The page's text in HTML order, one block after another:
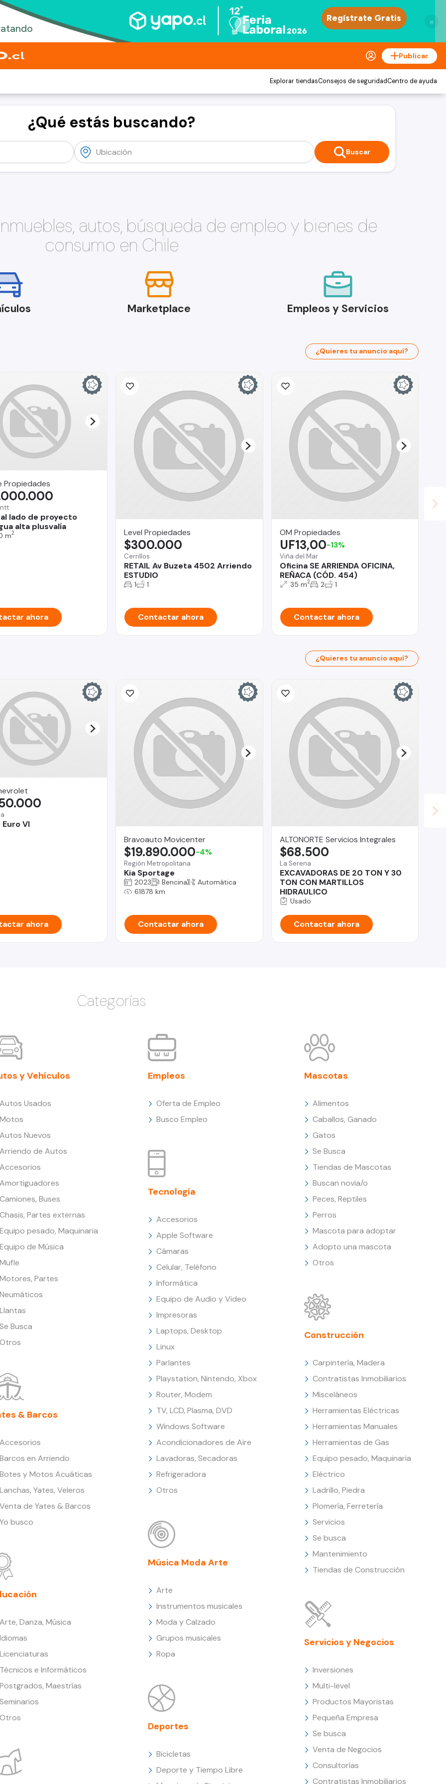
×
Publicar
Explorar tiendasConsejos de seguridadCentro de ayuda
¿Qué estás buscando?
Buscar
autos, búsqueda de empleo y bienes de
consumo en Chile
Marketplace Empleos y Servicios
¿Quieres tu anuncio aquí?
Propiedades
lado de proyecto
alta plusvalía
m2
ahora
Level Propiedades
Cerrillos
RETAIL Av Buzeta 4502 Arriendo
ESTUDIO
$300.000
1 1
Contactar ahora
OM Propiedades
Viña del Mar
Oficina SE ARRIENDA OFICINA,
REÑACA (CÓD. 454)
UF13,00-13%
35 m2 2 1
Contactar ahora
¿Quieres tu anuncio aquí?
Euro VI
ahora
Bravoauto Movicenter
Región Metropolitana
Kia Sportage
$19.890.000-4%
2023 Bencina
Automática
61878 km
Contactar ahora
ALTONORTE Servicios Integrales
La Serena
EXCAVADORAS DE 20 TON Y 30
TON CON MARTILLOS
HIDRAULICO
$68.500
Usado
Contactar ahora
Categorías
y Vehículos
Usados
Nuevos
de Autos
Buses
Partes externas
pesado, Maquinaria
de Música
Partes
Busca
& Barcos
en Arriendo
y Motos Acuáticas
Yates, Veleros
de Yates & Barcos
busco
Danza, Música
e Informáticos
Maestrías
Empleos
Oferta de Empleo
Busco Empleo
Tecnología
Accesorios
Apple Software
Cámaras
Celular, Teléfono
Informática
Equipo de Audio y Video
Impresoras
Laptops, Desktop
Linux
Parlantes
Playstation, Nintendo, Xbox
Router, Modem
TV, LCD, Plasma, DVD
Windows Software
Acondicionadores de Aire
Lavadoras, Secadoras
Refrigeradora
Otros
Música Moda Arte
Arte
Instrumentos musicales
Moda y Calzado
Grupos musicales
Ropa
Deportes
Bicicletas
Deporte y Tiempo Libre
Mascotas
Alimentos
Caballos, Ganado
Gatos
Se Busca
Tiendas de Mascotas
Buscan novia/o
Peces, Reptiles
Perros
Mascota para adoptar
Adopto una mascota
Otros
Construcción
Carpintería, Madera
Contratistas Inmobiliarios
Misceláneos
Herramientas Eléctricas
Herramientas Manuales
Herramientas de Gas
Equipo pesado, Maquinaria
Eléctrico
Ladrillo, Piedra
Plomería, Ferretería
Servicios
Se busca
Mantenimiento
Tiendas de Construcción
Servicios y Negocios
Inversiones
Multi-level
Productos Mayoristas
Pequeña Empresa
Se busca
Venta de Negocios
Consultorías
Contratistas Inmobiliarios